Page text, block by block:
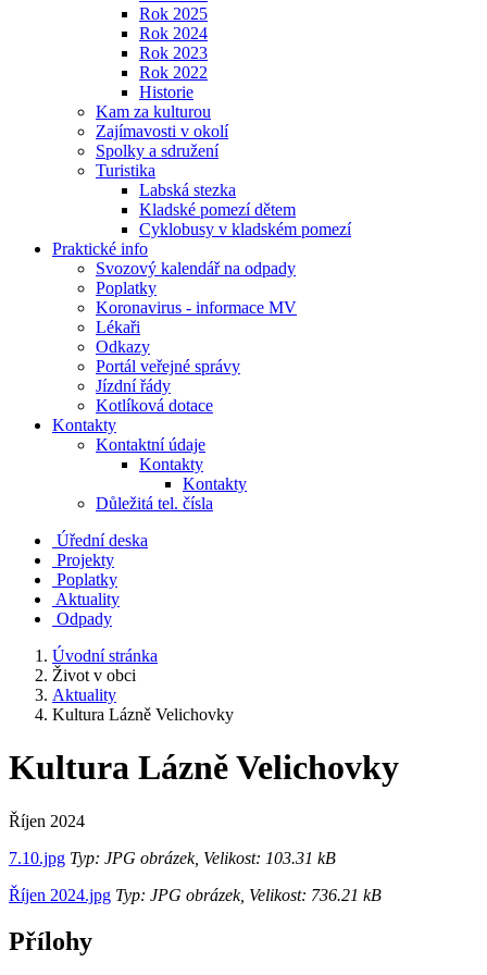
Rok 2025
Rok 2024
Rok 2023
Rok 2022
Historie
Kam za kulturou
Zajímavosti v okolí
Spolky a sdružení
Turistika
Labská stezka
Kladské pomezí dětem
Cyklobusy v kladském pomezí
Praktické info
Svozový kalendář na odpady
Poplatky
Koronavirus - informace MV
Lékaři
Odkazy
Portál veřejné správy
Jízdní řády
Kotlíková dotace
Kontakty
Kontaktní údaje
Kontakty
Kontakty
Důležitá tel. čísla
Úřední deska
Projekty
Poplatky
Aktuality
Odpady
Úvodní stránka
Život v obci
Aktuality
Kultura Lázně Velichovky
Kultura Lázně Velichovky
Říjen 2024
7.10.jpg Typ: JPG obrázek, Velikost: 103.31 kB
Říjen 2024.jpg Typ: JPG obrázek, Velikost: 736.21 kB
Přílohy